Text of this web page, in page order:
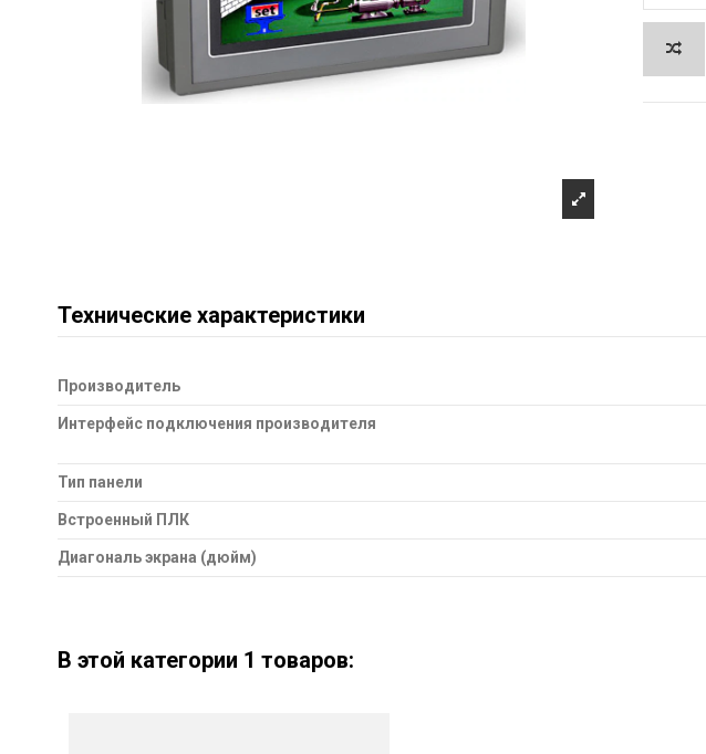
Технические характеристики
Производитель
Интерфейс подключения производителя
Тип панели
Встроенный ПЛК
Диагональ экрана (дюйм)
В этой категории 1 товаров: